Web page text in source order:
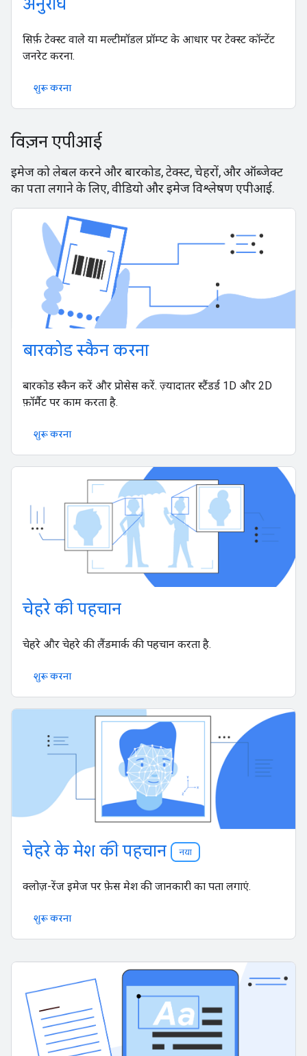
अनुरोध
सिर्फ़ टेक्स्ट वाले या मल्टीमॉडल प्रॉम्प्ट के आधार पर टेक्स्ट कॉन्टेंट
जनरेट करना.
शुरू करना
विज़न एपीआई
इमेज को लेबल करने और बारकोड, टेक्स्ट, चेहरों, और ऑब्जेक्ट
का पता लगाने के लिए, वीडियो और इमेज विश्लेषण एपीआई.
बारकोड स्कैन करना
बारकोड स्कैन करें और प्रोसेस करें. ज़्यादातर स्टैंडर्ड 1D और 2D
फ़ॉर्मैट पर काम करता है.
शुरू करना
चेहरे की पहचान
चेहरे और चेहरे की लैंडमार्क की पहचान करता है.
शुरू करना
चेहरे के मेश की पहचान नया
क्लोज़-रेंज इमेज पर फ़ेस मेश की जानकारी का पता लगाएं.
शुरू करना